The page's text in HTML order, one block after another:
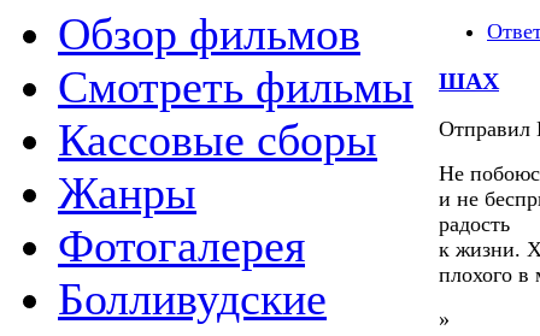
Обзор фильмов
Смотреть фильмы
Кассовые сборы
Жанры
Фотогалерея
Болливудские
ШАХ
Отправил
Не
и не
радость
к жизни.
плохого в
»